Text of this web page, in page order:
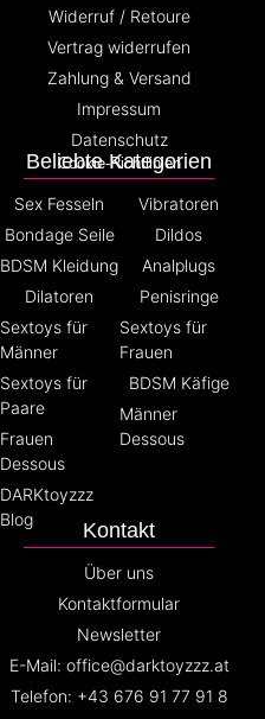
Beliebte Kategorien
Sex Fesseln
Bondage Seile
BDSM Kleidung
Dilatoren
Sextoys für
Männer
Sextoys für
Paare
Frauen
Dessous
DARKtoyzzz
Blog
Vibratoren
Dildos
Analplugs
Penisringe
Sextoys für
Frauen
BDSM Käfige
Männer
Dessous
Widerruf / Retoure
Vertrag widerrufen
Zahlung & Versand
Impressum
Datenschutz
Cookie-Richtlinien
Kontakt
Über uns
Kontaktformular
Newsletter
E-Mail: office@darktoyzzz.at
Telefon: +43 676 91 77 91 8